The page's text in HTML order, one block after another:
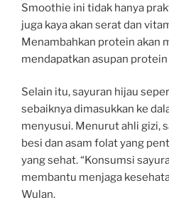
Smoothie ini tidak hanya
juga kaya akan serat dan
Menambahkan protein akan
mendapatkan asupan
Selain itu, sayuran hijau
sebaiknya dimasukkan ke
menyusui. Menurut ahli gizi,
besi dan asam folat yang
yang sehat. “Konsumsi
membantu menjaga
Wulan.